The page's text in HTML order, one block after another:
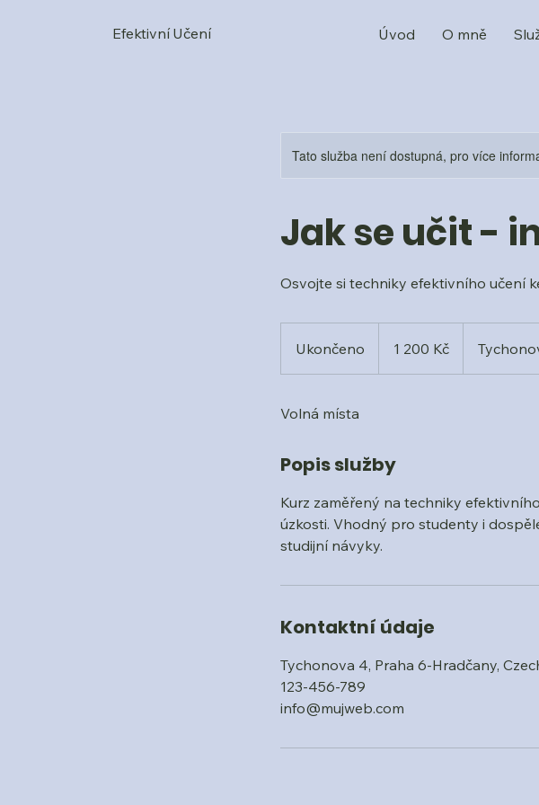
Efektivní Učení Úvod O mně
Tato služba není dostupná, pro více
Jak se učit -
Osvojte si techniky efektivního učení
Ukončeno
k
e
o
korun1 200 Kč
Volná místa
Popis služby
Kurz zaměřený na techniky
úzkosti. Vhodný pro studenty i
studijní návyky.
Kontaktní údaje
Tychonova 4, Praha 6-Hradčany,
123-456-789
info@mujweb.com